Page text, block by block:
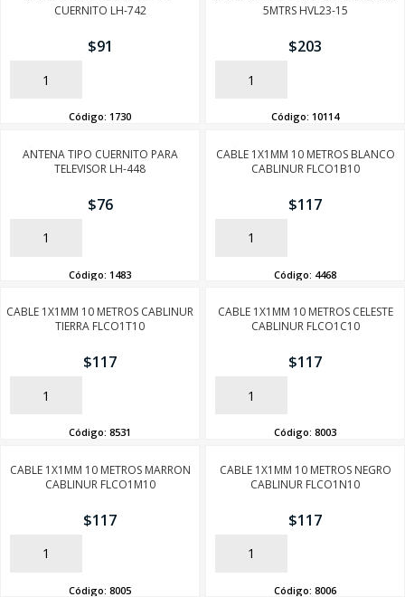
CUERNITO LH-742
$91
AÑADIR
Código: 1730
5MTRS HVL23-15
$203
AÑADIR
Código: 10114
ANTENA TIPO CUERNITO PARA
TELEVISOR LH-448
$76
AÑADIR
Código: 1483
CABLE 1X1MM 10 METROS BLANCO
CABLINUR FLCO1B10
$117
AÑADIR
Código: 4468
CABLE 1X1MM 10 METROS CABLINUR
TIERRA FLCO1T10
$117
AÑADIR
Código: 8531
CABLE 1X1MM 10 METROS CELESTE
CABLINUR FLCO1C10
$117
AÑADIR
Código: 8003
CABLE 1X1MM 10 METROS MARRON
CABLINUR FLCO1M10
$117
AÑADIR
Código: 8005
CABLE 1X1MM 10 METROS NEGRO
CABLINUR FLCO1N10
$117
AÑADIR
Código: 8006